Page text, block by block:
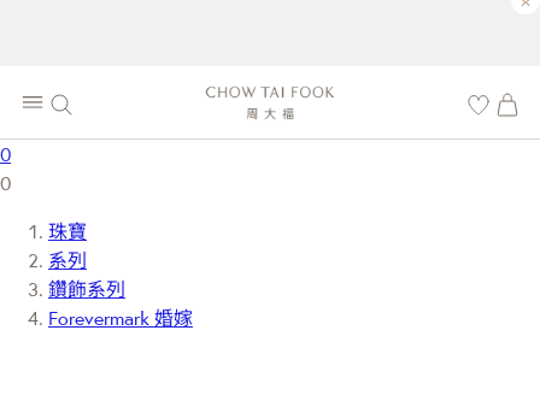
0
0
珠寶
系列
鑽飾系列
Forevermark 婚嫁